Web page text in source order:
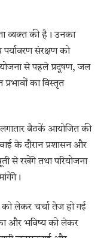
व्यक्त की है। उनका
संरक्षण को
से पहले प्रदूषण, जल
का विस्तृत
बैठकें आयोजित की
के दौरान प्रशासन और
से रखेंगे तथा परियोजना
को लेकर चर्चा तेज हो गई
और भविष्य को लेकर